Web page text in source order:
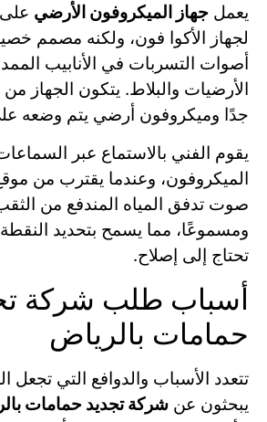
يعمل جهاز الميكروفون الأرضي
لجهاز الأكوا فون، ولكنه مصمم
أصوات التسربات في الأنابيب
الأرضيات والبلاط. يتكون
جدًا وميكروفون أرضي يتم وضعه
يقوم الفني بالاستماع عبر
الميكروفون، وعندما يقترب من
صوت تدفق المياه المندفع من
ومسموعًا، مما يسمح بتحديد النقطة
تحتاج إلى إصلاح.
أسباب طلب شركة
حمامات بالرياض
تتعدد الأسباب والدوافع التي تجعل
يبحثون عن شركة تجديد حمامات